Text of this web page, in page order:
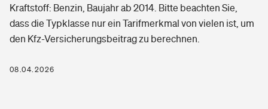
Arbeitsrechtsschutz
Berufshaftpflichtversicherung
Zur Übersicht
Elementarversicherung
Pri­vate Haft­pflicht­
Gesundheit
Private Krankenversicherung
Kraftstoff: Benzin, Baujahr ab 2014. Bitte beachten Sie,
dass die Typklasse nur ein Tarifmerkmal von vielen ist, um
den Kfz-Versicherungsbeitrag zu berechnen.
08.04.2026